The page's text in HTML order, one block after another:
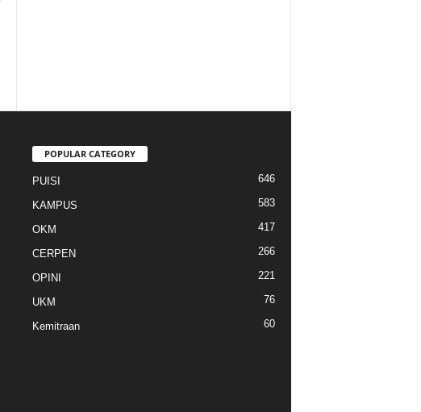
POPULAR CATEGORY
PUISI 646
KAMPUS 583
OKM 417
CERPEN 266
OPINI 221
UKM 76
Kemitraan 60